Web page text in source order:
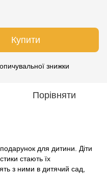
Купити
знижки
Порівняти
для дитини. Діти
стають їх
з ними в дитячий сад,